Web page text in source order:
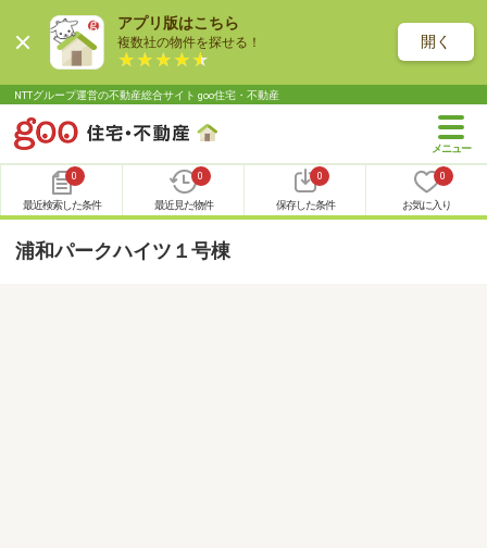
アプリ版はこちら
複数社の物件を探せる！ 開く
NTTグループ運営の不動産総合サイト goo住宅・不動産
0
最近検索した条件
0
最近見た物件
0
保存した条件
0
お気に入り
浦和パークハイツ１号棟